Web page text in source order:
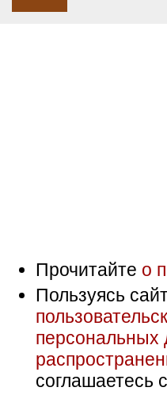
Прочитайте о
Пользуясь
персональных
соглашаетесь с